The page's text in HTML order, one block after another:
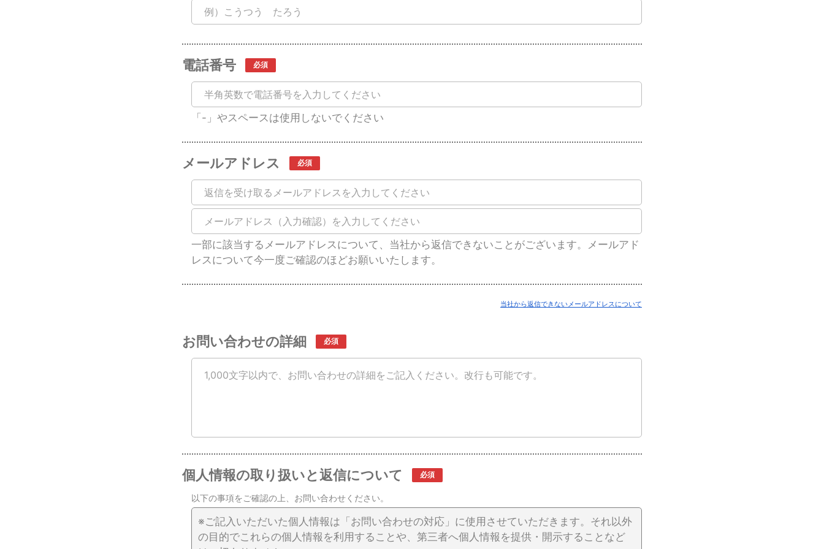
電話番号
「-」やスペースは使用しないでください
メールアドレス
一部に該当するメールアドレスについて、当社から返信できないことがございます。メールアド
レスについて今一度ご確認のほどお願いいたします。
当社から返信できないメールアドレスについて
お問い合わせの詳細
個人情報の取り扱いと返信について
以下の事項をご確認の上、お問い合わせください。
※ご記入いただいた個人情報は「お問い合わせの対応」に使用させていただきます。それ以外
の目的でこれらの個人情報を利用することや、第三者へ個人情報を提供・開示することなど